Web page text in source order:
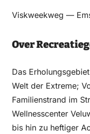
Viskweekweg —
Over
Das
Welt der Extreme;
Familienstrand im
Wellnesscenter
bis hin zu heftiger